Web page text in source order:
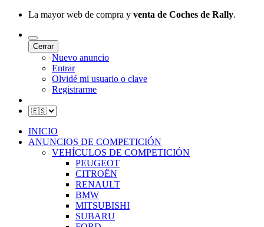
La mayor web de compra y venta de Coches de Rally.
Cerrar
Nuevo anuncio
Entrar
Olvidé mi usuario o clave
Registrarme
INICIO
ANUNCIOS DE COMPETICIÓN
VEHÍCULOS DE COMPETICIÓN
PEUGEOT
CITROËN
RENAULT
BMW
MITSUBISHI
SUBARU